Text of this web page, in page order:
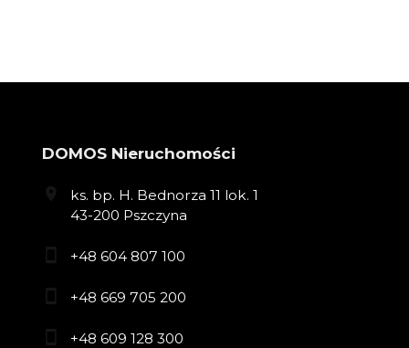
DOMOS Nieruchomości
ks. bp. H. Bednorza 11 lok. 1
43-200 Pszczyna
+48 604 807 100
+48 669 705 200
+48 609 128 300